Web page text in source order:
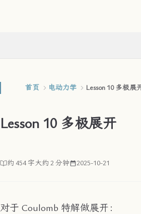
首页 电动力学 Lesson 10 多极展
Lesson 10 多极展开
约 454 字大约 2 分钟 2025-10-21
对于 Coulomb 特解做展开：